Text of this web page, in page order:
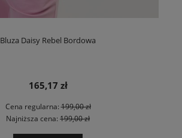
Bluza Daisy Rebel Bordowa
165,17 zł
Cena regularna:199,00 zł
Najniższa cena: 199,00 zł